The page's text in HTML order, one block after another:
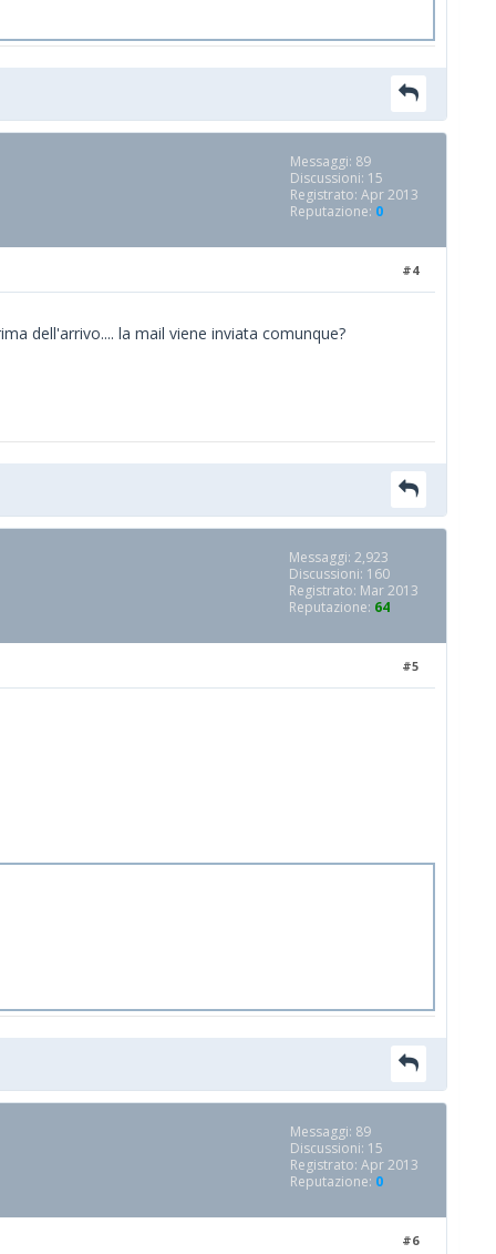
Messaggi: 89
Discussioni: 15
Registrato: Apr 2013
Reputazione: 0
#4
dell'arrivo.... la mail viene inviata comunque?
Messaggi: 2,923
Discussioni: 160
Registrato: Mar 2013
Reputazione: 64
#5
Messaggi: 89
Discussioni: 15
Registrato: Apr 2013
Reputazione: 0
#6